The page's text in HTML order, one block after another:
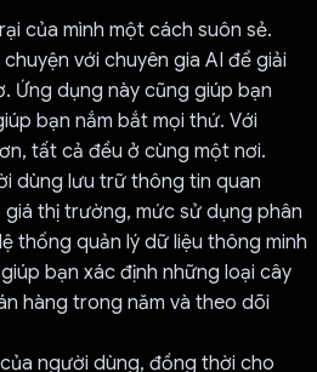
của mình một cách suôn sẻ.
với chuyên gia AI để giải
Ứng dụng này cũng giúp bạn
bạn nắm bắt mọi thứ. Với
tất cả đều ở cùng một nơi.
dùng lưu trữ thông tin quan
thị trường, mức sử dụng phân
thống quản lý dữ liệu thông minh
bạn xác định những loại cây
hàng trong năm và theo dõi
người dùng, đồng thời cho